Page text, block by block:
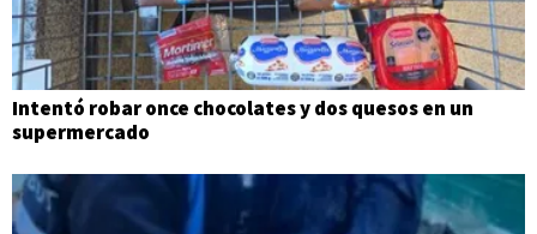
Intentó robar once chocolates y dos quesos en un
supermercado